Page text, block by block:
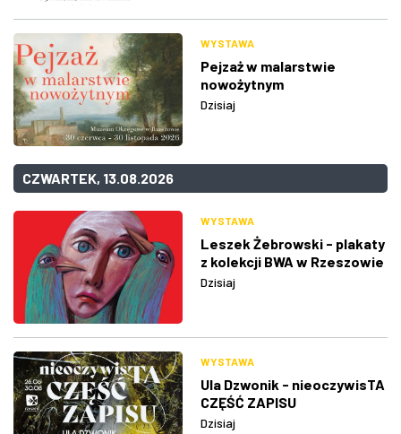
WYSTAWA
Pejzaż w malarstwie
nowożytnym
Dzisiaj
CZWARTEK, 13.08.2026
WYSTAWA
Leszek Żebrowski - plakaty
z kolekcji BWA w Rzeszowie
Dzisiaj
WYSTAWA
Ula Dzwonik - nieoczywisTA
CZĘŚĆ ZAPISU
Dzisiaj